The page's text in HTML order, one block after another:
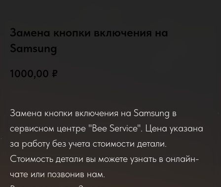
Замена кнопки включения на
Samsung
1000,00 ₽
Замена кнопки включения на Samsung в
сервисном центре "Bee Service". Цена указана
за работу без учета стоимости детали.
Стоимость детали вы можете узнать в онлайн-
чате или позвонив нам.
Если вы обращались в наш сервисный центр,
просим вас поделиться своим отзывом. Нам
качестве нашей работы!
Отзывы о нашем сервисе